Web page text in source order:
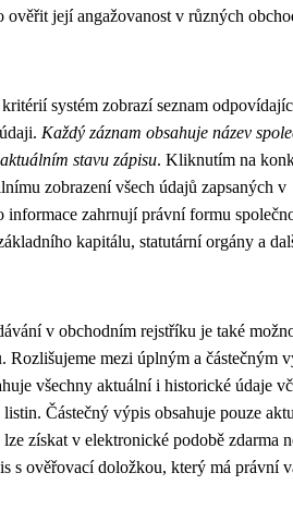
ověřit její angažovanost v různých
systém zobrazí seznam
Každý záznam obsahuje název
stavu zápisu. Kliknutím na
zobrazení všech údajů zapsaných v
informace zahrnují právní formu
kapitálu, statutární orgány a
v obchodním rejstříku je také
mezi úplným a částečným
všechny aktuální i historické údaje
Částečný výpis obsahuje pouze
získat v elektronické podobě zdarma
s ověřovací doložkou, který má právní